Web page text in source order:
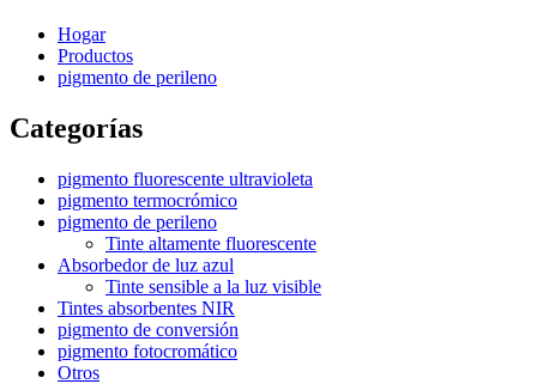
Hogar
Productos
pigmento de perileno
Categorías
pigmento fluorescente ultravioleta
pigmento termocrómico
pigmento de perileno
Tinte altamente fluorescente
Absorbedor de luz azul
Tinte sensible a la luz visible
Tintes absorbentes NIR
pigmento de conversión
pigmento fotocromático
Otros